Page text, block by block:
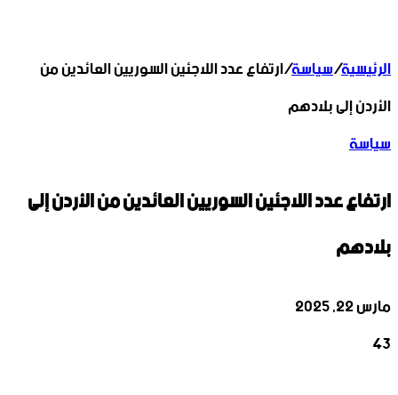
الرئيسية/سياسة/ارتفاع عدد اللاجئين السوريين العائدين من
الأردن إلى بلادهم
سياسة
ارتفاع عدد اللاجئين السوريين العائدين من الأردن إلى
بلادهم
مارس 22, 2025
43